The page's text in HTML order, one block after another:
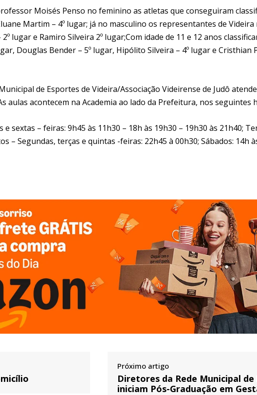
Moisés Penso no feminino as atletas que conseguiram
Martim – 4º lugar; já no masculino os representantes de
lugar e Ramiro Silveira 2º lugar;Com idade de 11 e 12 anos
Douglas Bender – 5º lugar, Hipólito Silveira – 4º lugar e Cristhian
de Esportes de Videira/Associação Videirense de Judô
aulas acontecem na Academia ao lado da Prefeitura, nos seguintes
e sextas – feiras: 9h45 às 11h30 – 18h às 19h30 – 19h30 às 21h40;
– Segundas, terças e quintas -feiras: 22h45 à 00h30; Sábados: 14h
Próximo artigo
Diretores da Rede Municipal de
iniciam Pós-Graduação em